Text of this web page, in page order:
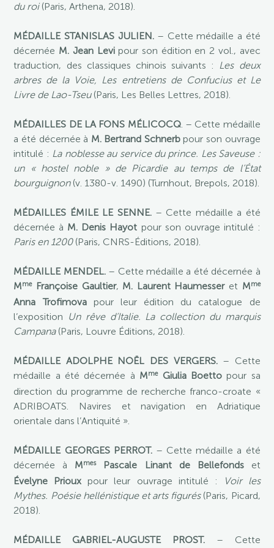
du roi(Paris, Arthena, 2018).
MÉDAILLE STANISLAS JULIEN.– Cette médaille a été
décernée M. Jean Levipour son édition en 2 vol., avec
traduction, des classiques chinois suivants : Les deux
arbres de la Voie, Les entretiens de Confucius et Le
Livre de Lao-Tseu(Paris, Les Belles Lettres, 2018).
MÉDAILLES DE LA FONS MÉLICOCQ. – Cette médaille
a été décernée à M. Bertrand Schnerbpour son ouvrage
intitulé : La noblesse au service du prince. Les Saveuse :
un « hostel noble » de Picardie au temps de l’État
bourguignon(v. 1380-v. 1490) (Turnhout, Brepols, 2018).
MÉDAILLES ÉMILE LE SENNE.– Cette médaille a été
décernée à M. Denis Hayot pour son ouvrage intitulé :
Paris en 1200(Paris, CNRS-Éditions, 2018).
MÉDAILLE MENDEL.– Cette médaille a été décernée à
MmeFrançoise Gaultier, M. Laurent Haumesseret Mme
Anna Trofimovapour leur édition du catalogue de
l’exposition Un rêve d’Italie. La collection du marquis
Campana(Paris, Louvre Éditions, 2018).
MÉDAILLE ADOLPHE NOËL DES VERGERS.– Cette
médaille a été décernée à MmeGiulia Boettopour sa
direction du programme de recherche franco-croate «
ADRIBOATS. Navires et navigation en Adriatique
orientale dans l’Antiquité ».
MÉDAILLE GEORGES PERROT.– Cette médaille a été
décernée à MmesPascale Linant de Bellefondset
Évelyne Prioux pour leur ouvrage intitulé :
Voir les
Mythes. Poésie hellénistique et arts figurés(Paris, Picard,
2018).
MÉDAILLE GABRIEL-AUGUSTE PROST. – Cette